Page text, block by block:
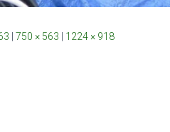
750 × 563 1224 × 918